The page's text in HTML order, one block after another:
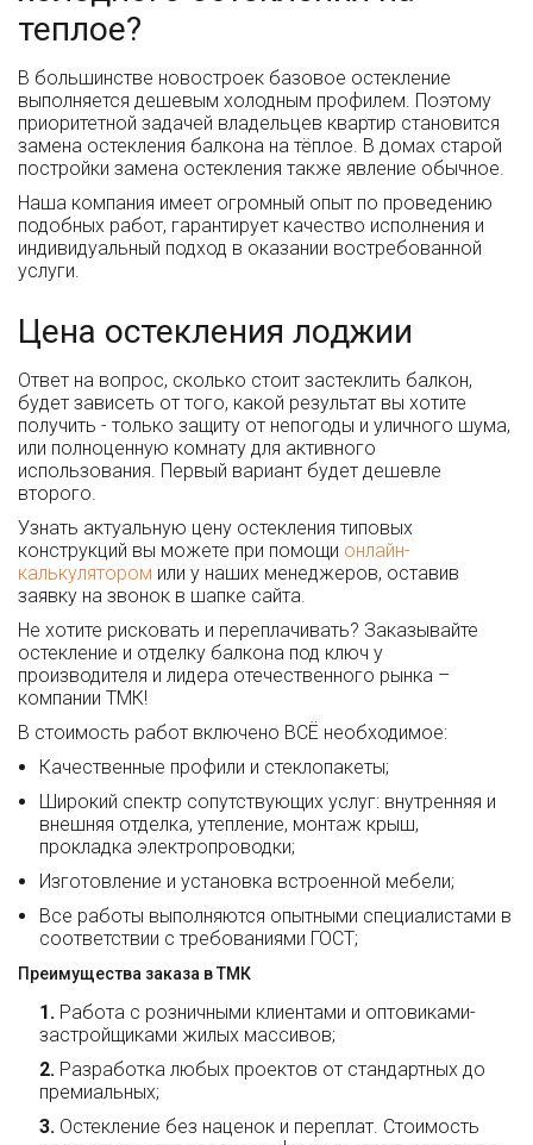
теплое?
В большинстве новостроек базовое остекление
выполняется дешевым холодным профилем. Поэтому
приоритетной задачей владельцев квартир становится
замена остекления балкона на тёплое. В домах старой
постройки замена остекления также явление обычное.
Наша компания имеет огромный опыт по проведению
подобных работ, гарантирует качество исполнения и
индивидуальный подход в оказании востребованной
услуги.
Цена остекления лоджии
Ответ на вопрос, сколько стоит застеклить балкон,
будет зависеть от того, какой результат вы хотите
получить - только защиту от непогоды и уличного шума,
или полноценную комнату для активного
использования. Первый вариант будет дешевле
второго.
Узнать актуальную цену остекления типовых
конструкций вы можете при помощи онлайн-
калькулятором или у наших менеджеров, оставив
заявку на звонок в шапке сайта.
Не хотите рисковать и переплачивать? Заказывайте
остекление и отделку балкона под ключ у
производителя и лидера отечественного рынка –
компании ТМК!
В стоимость работ включено ВСЁ необходимое:
Качественные профили и стеклопакеты;
Широкий спектр сопутствующих услуг: внутренняя и
внешняя отделка, утепление, монтаж крыш,
прокладка электропроводки;
Изготовление и установка встроенной мебели;
Все работы выполняются опытными специалистами в
соответствии с требованиями ГОСТ;
Преимущества заказа в ТМК
Работа с розничными клиентами и оптовиками-
застройщиками жилых массивов;
Разработка любых проектов от стандартных до
премиальных;
Остекление без наценок и переплат. Стоимость